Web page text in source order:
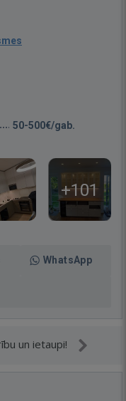
50-500€/gab.
+101
WhatsApp
un ietaupi!